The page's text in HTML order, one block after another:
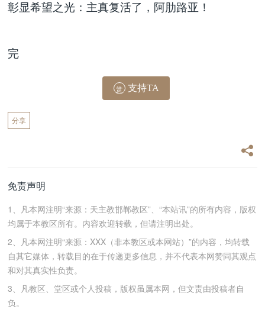
彰显希望之光：主真复活了，阿肋路亚！
完
赏 支持TA
分享
免责声明
1、凡本网注明“来源：天主教邯郸教区”、“本站讯”的所有内容，版权
均属于本教区所有。内容欢迎转载，但请注明出处。
2、凡本网注明“来源：XXX（非本教区或本网站）”的内容，均转载
自其它媒体，转载目的在于传递更多信息，并不代表本网赞同其观点
和对其真实性负责。
3、凡教区、堂区或个人投稿，版权虽属本网，但文责由投稿者自
负。